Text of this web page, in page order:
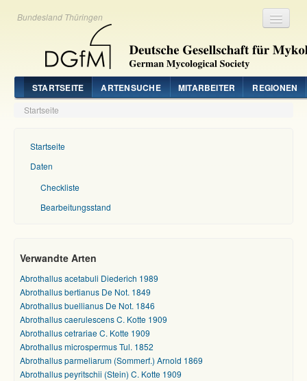
Bundesland Thüringen
STARTSEITE ARTENSUCHE MITARBEITER REGIONEN
Startseite
Startseite
Daten
Checkliste
Bearbeitungsstand
Verwandte Arten
Abrothallus acetabuli Diederich 1989
Abrothallus bertianus De Not. 1849
Abrothallus buellianus De Not. 1846
Abrothallus caerulescens C. Kotte 1909
Abrothallus cetrariae C. Kotte 1909
Abrothallus microspermus Tul. 1852
Abrothallus parmeliarum (Sommerf.) Arnold 1869
Abrothallus peyritschii (Stein) C. Kotte 1909